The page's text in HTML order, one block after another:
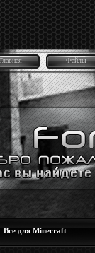
Файлы
Все для Minecraft